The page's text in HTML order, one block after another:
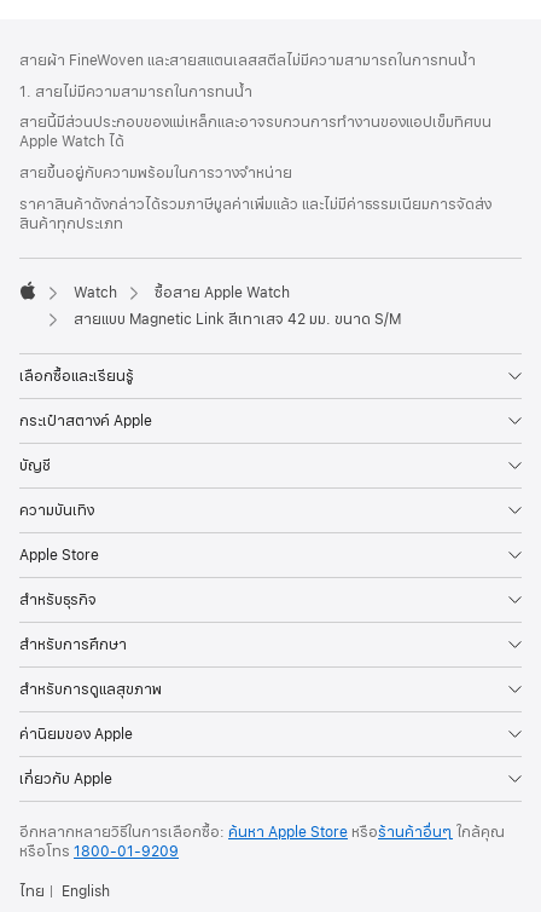
ท้าย
กระดาษ
เชิงอรรถ
สายผ้า FineWoven และสายสแตนเลสสตีลไม่มีความสามารถในการทนน้ำ
1. สายไม่มีความสามารถในการทนน้ำ
สายนี้มีส่วนประกอบของแม่เหล็กและอาจรบกวนการทำงานของแอปเข็มทิศบน
Apple Watch ได้
สายขึ้นอยู่กับความพร้อมในการวางจำหน่าย
ราคาสินค้าดังกล่าวได้รวมภาษีมูลค่าเพิ่มแล้ว และไม่มีค่าธรรมเนียมการจัดส่ง
สินค้าทุกประเภท
Apple
Watch
ซื้อสาย Apple Watch
สายแบบ Magnetic Link สีเทาเสจ 42 มม. ขนาด S/M
เลือกซื้อและเรียนรู้
กระเป๋าสตางค์ Apple
บัญชี
ความบันเทิง
Apple Store
สำหรับธุรกิจ
สำหรับการศึกษา
สำหรับการดูแลสุขภาพ
ค่านิยมของ Apple
เกี่ยวกับ Apple
อีกหลากหลายวิธีในการเลือกซื้อ: ค้นหา Apple Store หรือร้านค้าอื่นๆ ใกล้คุณ
หรือโทร 1800-01-9209
ไทย
English